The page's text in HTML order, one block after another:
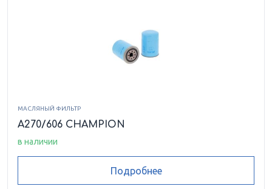
МАСЛЯНЫЙ ФИЛЬТР
A270/606 CHAMPION
в наличии
Подробнее